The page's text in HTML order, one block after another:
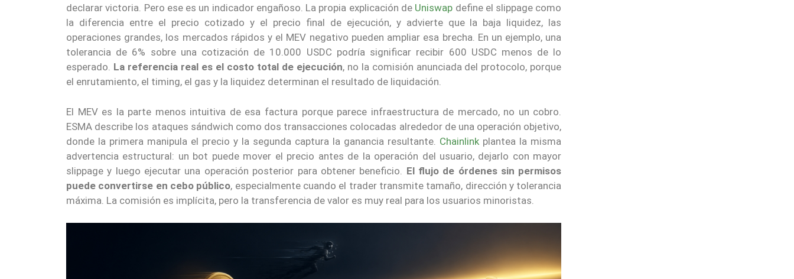
declarar victoria. Pero ese es un indicador engañoso. La propia explicación de Uniswap define el slippage como
la diferencia entre el precio cotizado y el precio final de ejecución, y advierte que la baja liquidez, las
operaciones grandes, los mercados rápidos y el MEV negativo pueden ampliar esa brecha. En un ejemplo, una
tolerancia de 6% sobre una cotización de 10.000 USDC podría significar recibir 600 USDC menos de lo
esperado. La referencia real es el costo total de ejecución, no la comisión anunciada del protocolo, porque
el enrutamiento, el timing, el gas y la liquidez determinan el resultado de liquidación.
El MEV es la parte menos intuitiva de esa factura porque parece infraestructura de mercado, no un cobro.
ESMA describe los ataques sándwich como dos transacciones colocadas alrededor de una operación objetivo,
donde la primera manipula el precio y la segunda captura la ganancia resultante. Chainlink plantea la misma
advertencia estructural: un bot puede mover el precio antes de la operación del usuario, dejarlo con mayor
slippage y luego ejecutar una operación posterior para obtener beneficio. El flujo de órdenes sin permisos
puede convertirse en cebo público, especialmente cuando el trader transmite tamaño, dirección y tolerancia
máxima. La comisión es implícita, pero la transferencia de valor es muy real para los usuarios minoristas.